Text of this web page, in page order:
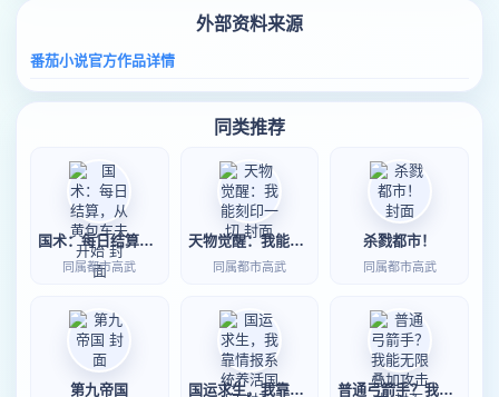
外部资料来源
番茄小说官方作品详情
同类推荐
国术：每日结算，从黄包车夫开始
同属都市高武
天物觉醒：我能刻印一切
同属都市高武
杀戮都市！
同属都市高武
第九帝国 国运求生，我靠情报系统养活国家 普通弓箭手？我能无限叠加攻击力